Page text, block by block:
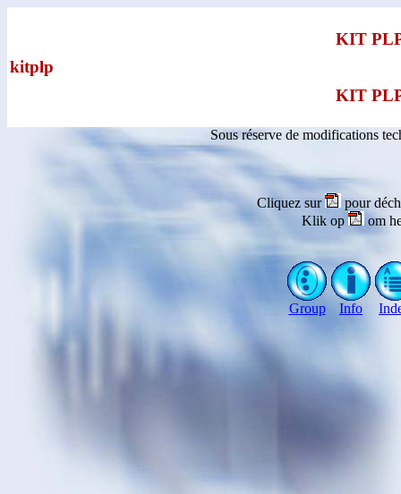
kitplp
KIT
KIT
Sous réserve de modifications
Cliquez sur
pour
Klik op
om
Group Info